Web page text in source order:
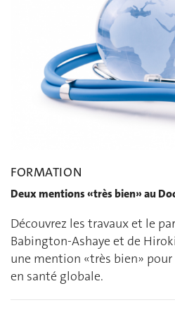
FORMATION
Deux mentions «très bien» au
Découvrez les travaux et le
Babington-Ashaye et de
une mention «très bien»
en santé globale.